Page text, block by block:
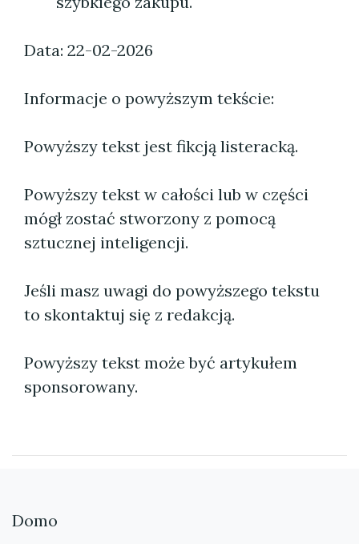
Data: 22-02-2026
Informacje o powyższym tekście:
Powyższy tekst jest fikcją listeracką.
Powyższy tekst w całości lub w części
mógł zostać stworzony z pomocą
sztucznej inteligencji.
Jeśli masz uwagi do powyższego tekstu
to skontaktuj się z redakcją.
Powyższy tekst może być artykułem
sponsorowany.
Domo